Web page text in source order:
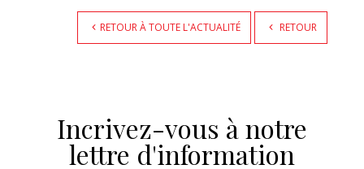
RETOUR À TOUTE L'ACTUALITÉ RETOUR
Incrivez-vous à notre
lettre d'information